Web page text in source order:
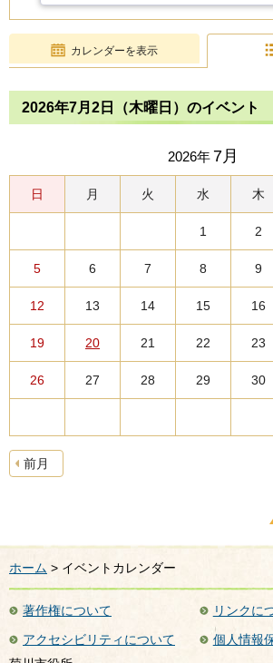
カレンダーを表示
2026年7月2日（木曜日）のイベント
2026年 7月
日 月 火 水 木
1 2
5 6 7 8 9
12 13 14 15 16
19 20 21 22 23
26 27 28 29 30
前月
ホーム > イベントカレンダー
著作権について
リンクに
アクセシビリティについて
個人情報